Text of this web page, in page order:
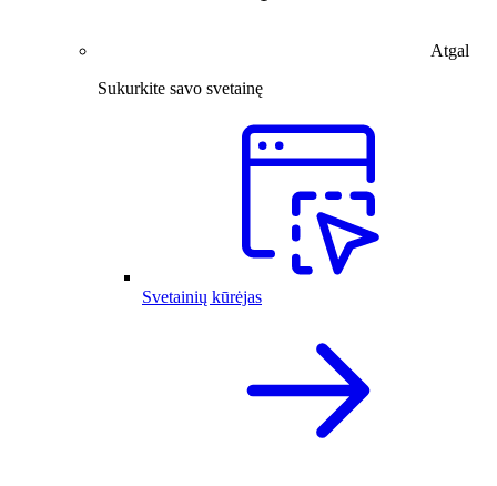
Atgal
Sukurkite savo svetainę
Svetainių kūrėjas